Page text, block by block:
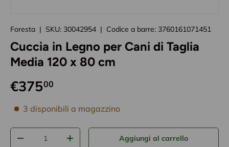
Foresta | SKU: 30042954 | Codice a barre: 3760161071451
Cuccia in Legno per Cani di Taglia
Media 120 x 80 cm
€37500
disponibilità prodotto
3 disponibili a magazzino
Q.tà
-
+ Aggiungi al carrello